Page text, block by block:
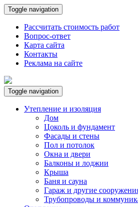
Toggle navigation
Рассчитать стоимость работ
Вопрос-ответ
Карта сайта
Контакты
Реклама на сайте
Toggle navigation
Утепление и изоляция
Дом
Цоколь и фундамент
Фасады и стены
Пол и потолок
Окна и двери
Балконы и лоджии
Крыша
Баня и сауна
Гараж и другие
Трубопроводы и